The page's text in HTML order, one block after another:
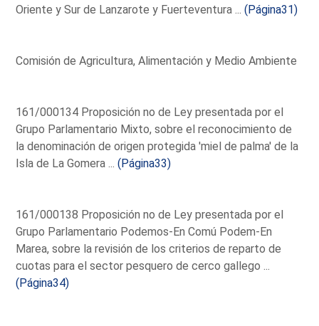
Oriente y Sur de Lanzarote y Fuerteventura ...(Página31)
Comisión de Agricultura, Alimentación y Medio Ambiente
161/000134 Proposición no de Ley presentada por el
Grupo Parlamentario Mixto, sobre el reconocimiento de
la denominación de origen protegida 'miel de palma' de la
Isla de La Gomera ...(Página33)
161/000138 Proposición no de Ley presentada por el
Grupo Parlamentario Podemos-En Comú Podem-En
Marea, sobre la revisión de los criterios de reparto de
cuotas para el sector pesquero de cerco gallego ...
(Página34)